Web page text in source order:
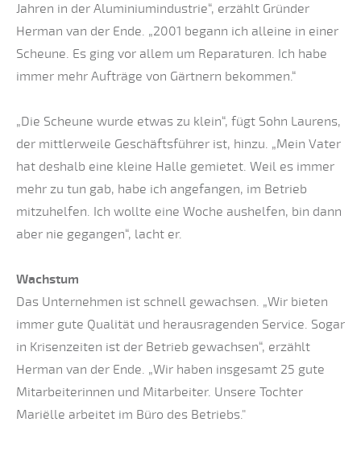
Jahren in der Aluminiumindustrie“, erzählt Gründer
Herman van der Ende. „2001 begann ich alleine in einer
Scheune. Es ging vor allem um Reparaturen. Ich habe
immer mehr Aufträge von Gärtnern bekommen.“
„Die Scheune wurde etwas zu klein“, fügt Sohn Laurens,
der mittlerweile Geschäftsführer ist, hinzu. „Mein Vater
hat deshalb eine kleine Halle gemietet. Weil es immer
mehr zu tun gab, habe ich angefangen, im Betrieb
mitzuhelfen. Ich wollte eine Woche aushelfen, bin dann
aber nie gegangen“, lacht er.
Wachstum
Das Unternehmen ist schnell gewachsen. „Wir bieten
immer gute Qualität und herausragenden Service. Sogar
in Krisenzeiten ist der Betrieb gewachsen“, erzählt
Herman van der Ende. „Wir haben insgesamt 25 gute
Mitarbeiterinnen und Mitarbeiter. Unsere Tochter
Mariëlle arbeitet im Büro des Betriebs."